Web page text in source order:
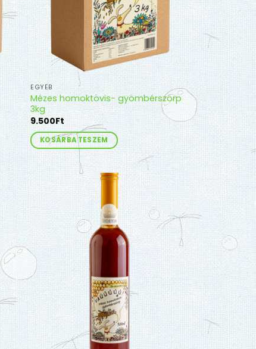
EGYÉB
Mézes homoktövis- gyömbérszörp
3kg
9.500Ft
KOSÁRBA TESZEM